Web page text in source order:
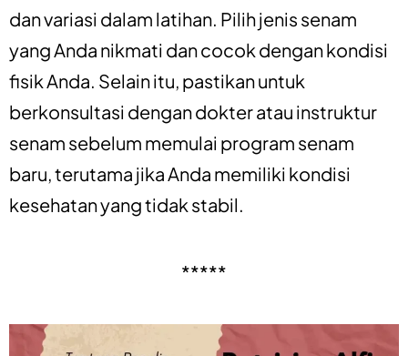
dan variasi dalam latihan. Pilih jenis senam
yang Anda nikmati dan cocok dengan kondisi
fisik Anda. Selain itu, pastikan untuk
berkonsultasi dengan dokter atau instruktur
senam sebelum memulai program senam
baru, terutama jika Anda memiliki kondisi
kesehatan yang tidak stabil.
*****